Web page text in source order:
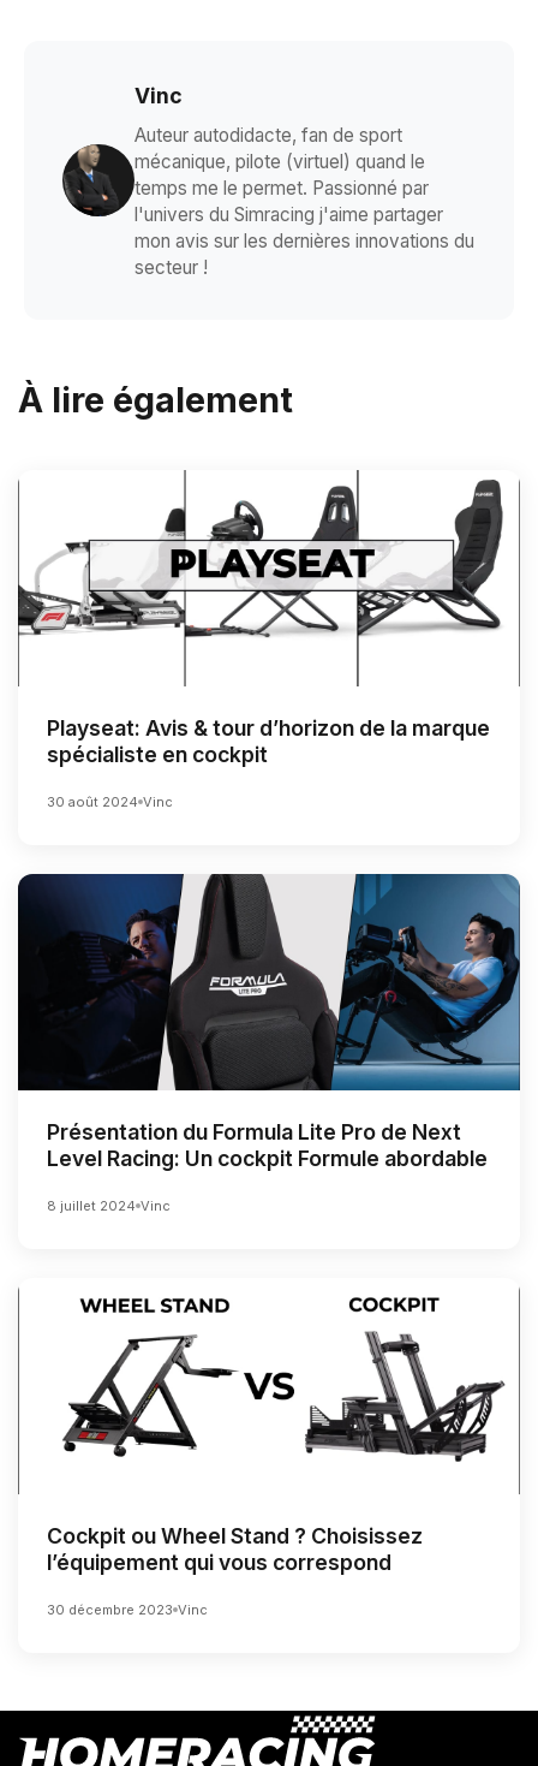
Vinc
Auteur autodidacte, fan de sport
mécanique, pilote (virtuel) quand le
temps me le permet. Passionné par
l'univers du Simracing j'aime partager
mon avis sur les dernières innovations du
secteur !
À lire également
Playseat: Avis & tour d’horizon de la marque
spécialiste en cockpit
30 août 2024 Vinc
Présentation du Formula Lite Pro de Next
Level Racing: Un cockpit Formule abordable
8 juillet 2024 Vinc
Cockpit ou Wheel Stand ? Choisissez
l’équipement qui vous correspond
30 décembre 2023 Vinc